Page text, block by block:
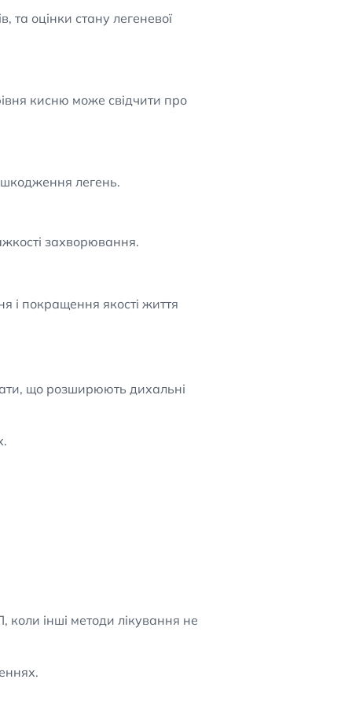
оцінки стану легеневої
кисню може свідчити про
легень.
захворювання.
і покращення якості життя
що розширюють дихальні
інші методи лікування не